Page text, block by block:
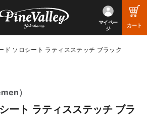
マイペー
ジ
カート
ド ソロシート ラティスステッチ ブラック
）
ート ラティスステッチ ブラ